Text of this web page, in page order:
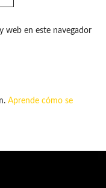
web en este navegador
Aprende cómo se